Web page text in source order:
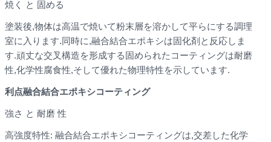
焼く と 固める
塗装後,物体は高温で焼いて粉末層を溶かして平らにする調理
室に入ります.同時に,融合結合エポキシは固化剤と反応しま
す.頑丈な交叉構造を形成する固められたコーティングは耐磨
性,化学性腐食性,そして優れた物理特性を示しています.
利点融合結合エポキシコーティング
強さ と 耐磨 性
高強度特性: 融合結合エポキシコーティングは,交差した化学